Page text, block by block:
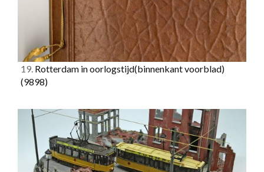
19. Rotterdam in oorlogstijd(binnenkant voorblad)
(9898)